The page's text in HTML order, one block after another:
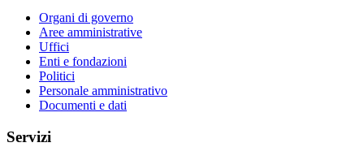
Organi di governo
Aree amministrative
Uffici
Enti e fondazioni
Politici
Personale amministrativo
Documenti e dati
Servizi